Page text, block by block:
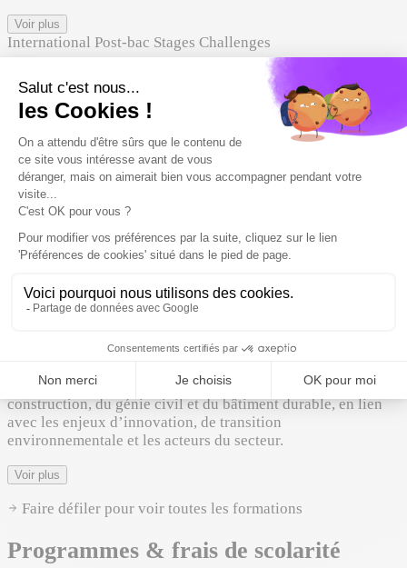
Voir plus
International Post-bac Stages Challenges
Masters spécialisés
1 an · 11 000 €/an
Des mastères spécialisés pour développer une expertise
pointue dans les métiers de la construction, de l’immobilier
et de la transition durable, en lien direct avec les enjeux
techniques, environnementaux et managériaux du secteur.
Voir plus
InternationalProjets
Doctorat
travaux de recherche appliquée dans les domaines de la
construction, du génie civil et du bâtiment durable, en lien
avec les enjeux d’innovation, de transition
environnementale et les acteurs du secteur.
Voir plus
Faire défiler pour voir toutes les formations
Programmes & frais de scolarité